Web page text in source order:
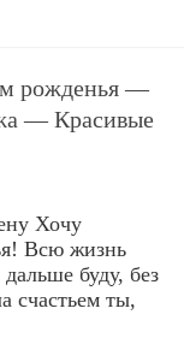
рожденья —
— Красивые
Хочу
Всю жизнь
буду, без
счастьем ты,